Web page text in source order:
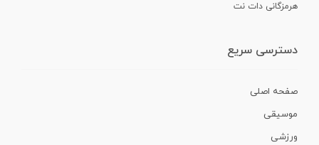
هرمزگانی دات نت
دسترسی سریع
صفحه اصلی
موسیقی
ورزشی